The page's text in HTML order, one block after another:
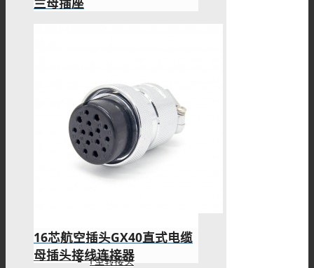
SMA转接头
F型转接头
16芯航空插头GX40直式电缆
母插头接线连接器